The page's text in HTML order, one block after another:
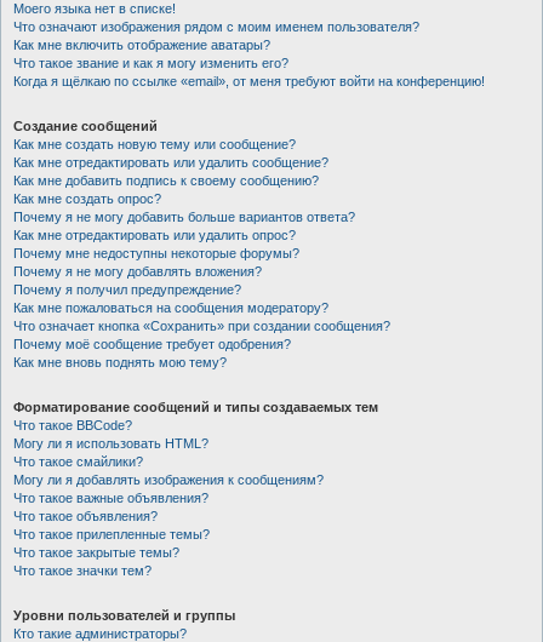
Моего языка нет в списке!
Что означают изображения рядом с моим именем пользователя?
Как мне включить отображение аватары?
Что такое звание и как я могу изменить его?
Когда я щёлкаю по ссылке «email», от меня требуют войти на конференцию!
Создание сообщений
Как мне создать новую тему или сообщение?
Как мне отредактировать или удалить сообщение?
Как мне добавить подпись к своему сообщению?
Как мне создать опрос?
Почему я не могу добавить больше вариантов ответа?
Как мне отредактировать или удалить опрос?
Почему мне недоступны некоторые форумы?
Почему я не могу добавлять вложения?
Почему я получил предупреждение?
Как мне пожаловаться на сообщения модератору?
Что означает кнопка «Сохранить» при создании сообщения?
Почему моё сообщение требует одобрения?
Как мне вновь поднять мою тему?
Форматирование сообщений и типы создаваемых тем
Что такое BBCode?
Могу ли я использовать HTML?
Что такое смайлики?
Могу ли я добавлять изображения к сообщениям?
Что такое важные объявления?
Что такое объявления?
Что такое прилепленные темы?
Что такое закрытые темы?
Что такое значки тем?
Уровни пользователей и группы
Кто такие администраторы?